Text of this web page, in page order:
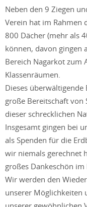
Neben den 9 Ziegen
Verein hat im Rahmen
800 Dächer (mehr als
können, davon gingen
Bereich Nagarkot zum
Klassenräumen.
Dieses
große Bereitschaft von
dieser schrecklichen
Insgesamt gingen bei
als Spenden für die
wir niemals gerechnet
großes Dankeschön
Wir werden den
unserer Möglichkeiten